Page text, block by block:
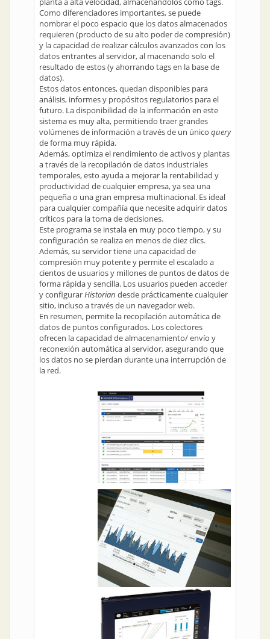
Como diferenciadores importantes, se puede
nombrar el poco espacio que los datos almacenados
requieren (producto de su alto poder de compresión)
y la capacidad de realizar cálculos avanzados con los
datos entrantes al servidor, al macenando solo el
resultado de estos (y ahorrando tags en la base de
datos).
Estos datos entonces, quedan disponibles para
análisis, informes y propósitos regulatorios para el
futuro. La disponibilidad de la información en este
sistema es muy alta, permitiendo traer grandes
volúmenes de información a través de un único query
de forma muy rápida.
Además, optimiza el rendimiento de activos y plantas
a través de la recopilación de datos industriales
temporales, esto ayuda a mejorar la rentabilidad y
productividad de cualquier empresa, ya sea una
pequeña o una gran empresa multinacional. Es ideal
para cualquier compañía que necesite adquirir datos
críticos para la toma de decisiones.
Este programa se instala en muy poco tiempo, y su
configuración se realiza en menos de diez clics.
Además, su servidor tiene una capacidad de
compresión muy potente y permite el escalado a
cientos de usuarios y millones de puntos de datos de
forma rápida y sencilla. Los usuarios pueden acceder
y configurarHistorian desde prácticamente cualquier
sitio, incluso a través de un navegador web.
En resumen, permite la recopilación automática de
datos de puntos configurados. Los colectores
ofrecen la capacidad de almacenamiento/ envío y
reconexión automática al servidor, asegurando que
los datos no se pierdan durante una interrupción de
la red.